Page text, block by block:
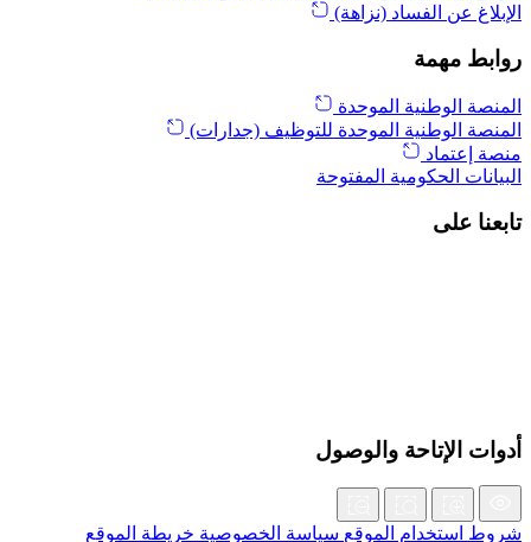
الإبلاغ عن الفساد (نزاهة)
روابط مهمة
المنصة الوطنية الموحدة
المنصة الوطنية الموحدة للتوظيف (جدارات)
منصة إعتماد
البيانات الحكومية المفتوحة
تابعنا على
أدوات الإتاحة والوصول
شروط استخدام الموقع سياسة الخصوصية خريطة الموقع